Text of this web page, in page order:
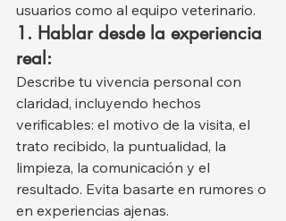
usuarios como al equipo veterinario.
1. Hablar desde la experiencia
real:
Describe tu vivencia personal con
claridad, incluyendo hechos
verificables: el motivo de la visita, el
trato recibido, la puntualidad, la
limpieza, la comunicación y el
resultado. Evita basarte en rumores o
en experiencias ajenas.